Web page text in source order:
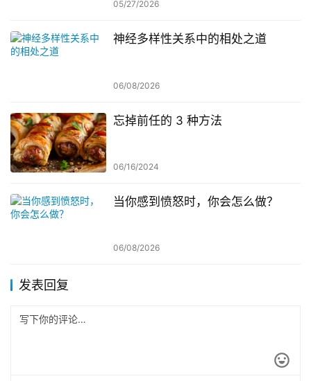
05/27/2026
神经多样性关系中的相处之道
06/08/2026
忘掉前任的 3 种方法
06/16/2024
当你感到愤怒时，你会怎么做？
06/08/2026
发表回复